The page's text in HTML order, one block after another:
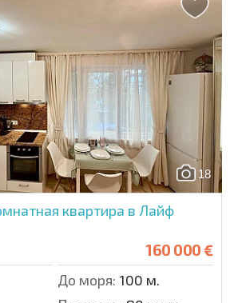
18
квартира в Лайф
160 000 €
До моря: 100 м.